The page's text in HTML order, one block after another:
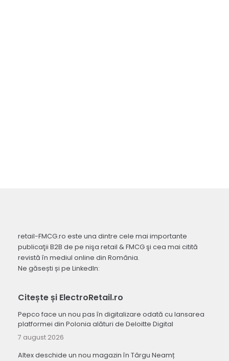
retail-FMCG.ro este una dintre cele mai importante
publicaţii B2B de pe nişa retail & FMCG şi cea mai citită
revistă în mediul online din România.
Ne găsești și pe LinkedIn:
Citește și ElectroRetail.ro
Pepco face un nou pas în digitalizare odată cu lansarea
platformei din Polonia alături de Deloitte Digital
7 august 2026
Altex deschide un nou magazin în Târgu Neamț